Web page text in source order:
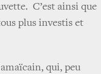
C’est ainsi que
plus investis et
qui, peu